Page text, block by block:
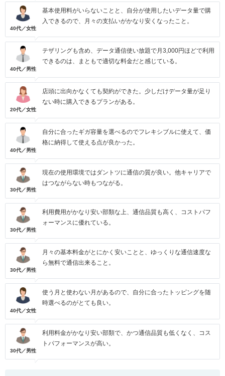
40代／女性
基本使用料がいらないことと、自分が使用したいデータ量で購
入できるので、月々の支払いがかなり安くなったこと。
40代／男性
テザリングも含め、データ通信使い放題で月3,000円ほどで利用
できるのは、まともで適切な料金だと感じている。
20代／女性
店頭に出向かなくても契約ができた。少しだけデータ量が足り
ない時に購入できるプランがある。
40代／男性
自分に合ったギガ容量を選べるのでフレキシブルに使えて、価
格に納得して使える点が良かった。
30代／男性
現在の使用環境ではダントツに通信の質が良い。他キャリアで
はつながらない時もつながる。
30代／男性
利用費用がかなり安い部類な上、通信品質も高く、コストパフ
ォーマンスに優れている。
30代／男性
月々の基本料金がとにかく安いことと、ゆっくりな通信速度な
ら無料で通信出来ること。
40代／女性
使う月と使わない月があるので、自分に合ったトッピングを随
時選べるのがとても良い。
30代／男性
利用料金がかなり安い部類で、かつ通信品質も低くなく、コス
トパフォーマンスが高い。